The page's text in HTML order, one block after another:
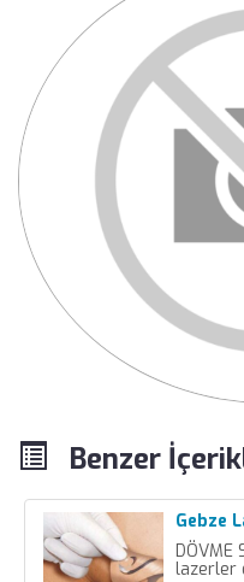
Benzer
Gebze
DÖVME
lazerler